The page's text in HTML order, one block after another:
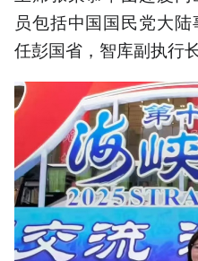
员包括中国国民党大
任彭国省，智库副执行